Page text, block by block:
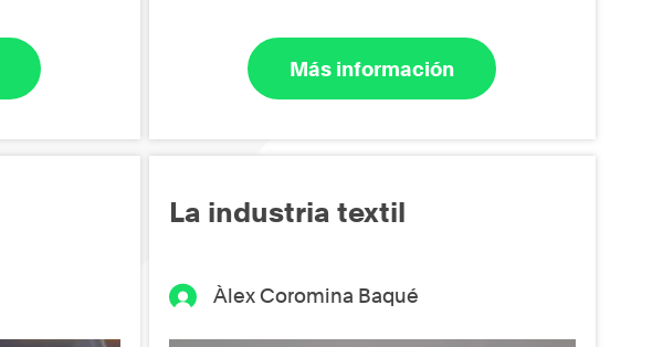
Más información
La industria textil
Àlex Coromina Baqué